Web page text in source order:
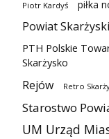
Piotr Kardyś piłka
Powiat Skarżyski
PTH Polskie
Skarżysko
Rejów Retro
Starostwo
UM Urząd